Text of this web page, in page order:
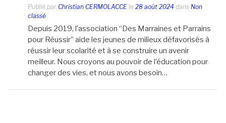
Publié par Christian CERMOLACCE le 28 août 2024 dans Non
classé
Depuis 2019, l’association “Des Marraines et Parrains
pour Réussir” aide les jeunes de milieux défavorisés à
réussir leur scolarité et à se construire un avenir
meilleur. Nous croyons au pouvoir de l’éducation pour
changer des vies, et nous avons besoin…